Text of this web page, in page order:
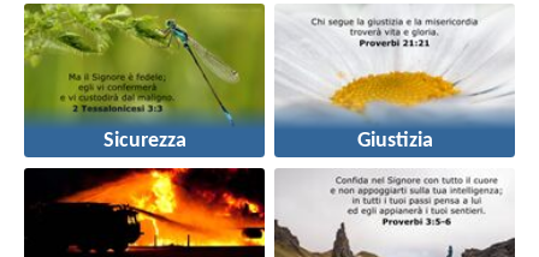
Sicurezza Giustizia